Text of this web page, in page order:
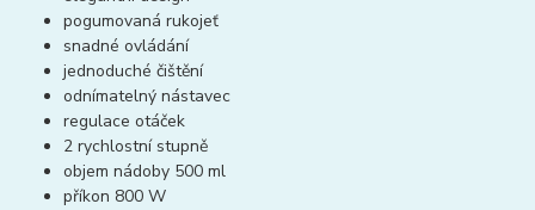
pogumovaná rukojeť
snadné ovládání
jednoduché čištění
odnímatelný nástavec
regulace otáček
2 rychlostní stupně
objem nádoby 500 ml
příkon 800 W